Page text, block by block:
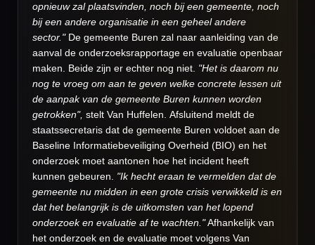
opnieuw zal plaatsvinden, noch bij een gemeente, noch
bij een andere organisatie in een geheel andere
sector."De gemeente Buren zal naar aanleiding van de
aanval de onderzoeksrapportage en evaluatie openbaar
maken. Beide zijn er echter nog niet. "Het is daarom nu
nog te vroeg om aan te geven welke concrete lessen uit
de aanpak van de gemeente Buren kunnen worden
getrokken", stelt Van Huffelen. Afsluitend meldt de
staatssecretaris dat de gemeente Buren voldoet aan de
Baseline Informatiebeveiliging Overheid (BIO) en het
onderzoek moet aantonen hoe het incident heeft
kunnen gebeuren. "Ik hecht eraan te vermelden dat de
gemeente nu midden in een grote crisis verwikkeld is en
dat het belangrijk is de uitkomsten van het lopend
onderzoek en evaluatie af te wachten."Afhankelijk van
het onderzoek en de evaluatie moet volgens Van